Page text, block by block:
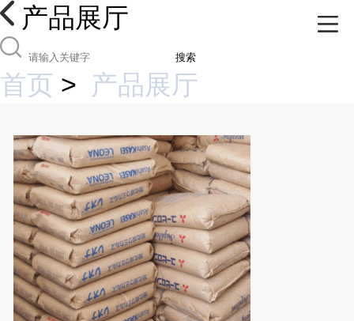
产品展厅
搜索
首页 > 产品展厅